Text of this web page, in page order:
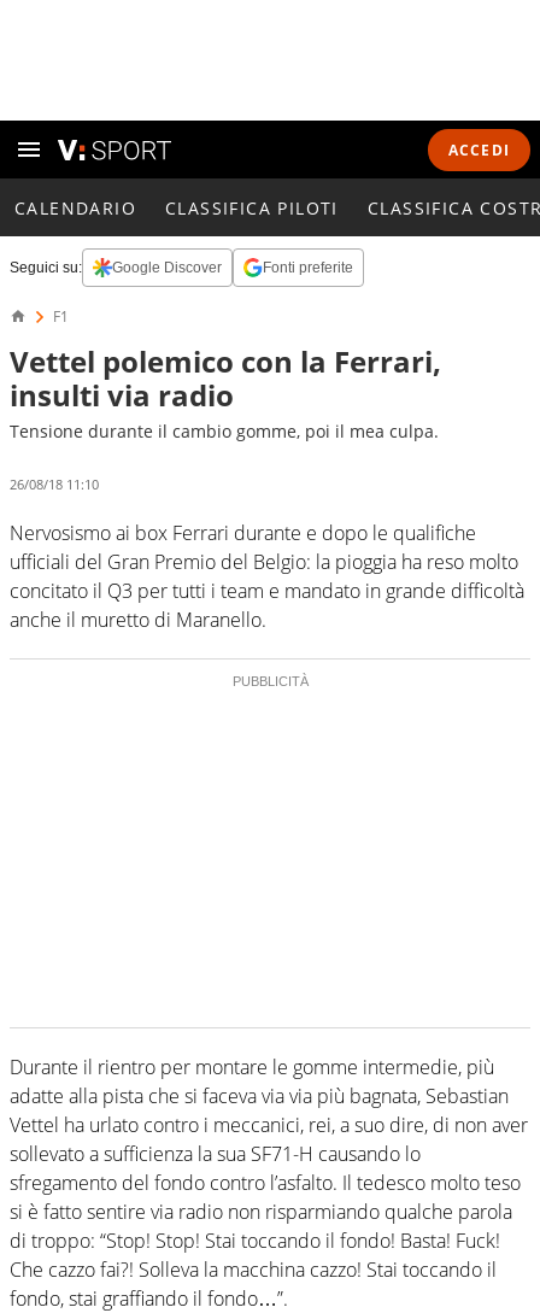
ACCEDI
CALENDARIO CLASSIFICA PILOTI CLASSIFICA
Seguici su: Google Discover Fonti preferite
F1
Vettel polemico con la Ferrari,
insulti via radio
Tensione durante il cambio gomme, poi il mea culpa.
26/08/18 11:10
Nervosismo ai box Ferrari durante e dopo le qualifiche
ufficiali del Gran Premio del Belgio: la pioggia ha reso molto
concitato il Q3 per tutti i team e mandato in grande difficoltà
anche il muretto di Maranello.
Durante il rientro per montare le gomme intermedie, più
adatte alla pista che si faceva via via più bagnata, Sebastian
Vettel ha urlato contro i meccanici, rei, a suo dire, di non aver
sollevato a sufficienza la sua SF71-H causando lo
sfregamento del fondo contro l’asfalto. Il tedesco molto teso
si è fatto sentire via radio non risparmiando qualche parola
di troppo: “Stop! Stop! Stai toccando il fondo! Basta! Fuck!
Che cazzo fai?! Solleva la macchina cazzo! Stai toccando il
fondo, stai graffiando il fondo…”.